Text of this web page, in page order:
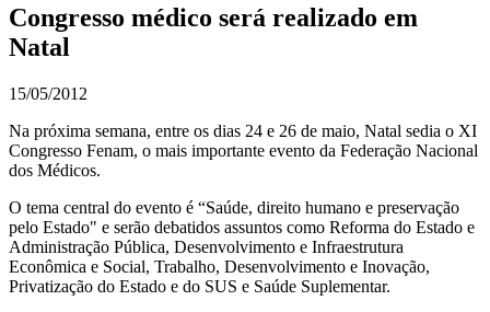
Congresso médico será realizado em
Natal
15/05/2012
Na próxima semana, entre os dias 24 e 26 de maio, Natal sedia o XI
Congresso Fenam, o mais importante evento da Federação Nacional
dos Médicos.
O tema central do evento é “Saúde, direito humano e preservação
pelo Estado" e serão debatidos assuntos como Reforma do Estado e
Administração Pública, Desenvolvimento e Infraestrutura
Econômica e Social, Trabalho, Desenvolvimento e Inovação,
Privatização do Estado e do SUS e Saúde Suplementar.